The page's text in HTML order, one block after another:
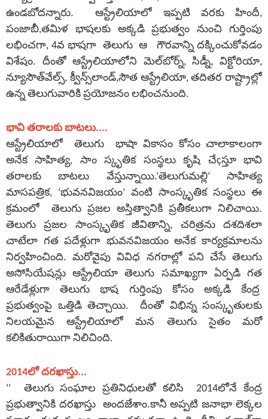
ఉండబోదన్నారు. ఆస్ట్రేలియాలో ఇప్పటి వరకు హిందీ,
పంజాబీ,తమిళ భాషలకు అక్కడి ప్రభుత్వం నుంచి గుర్తింపు
లభించగా, 4వ భాషగా తెలుగు ఆ గౌరవాన్ని దక్కించుకోవడం
విశేషం. దీంతో ఆస్ట్రేలియాలోని మెల్‌బోర్న్, సిడ్నీ, విక్టోరియా,
న్యూసౌత్‌వేల్స్, క్వీన్స్‌లాండ్,సౌత ఆస్ట్రేలియా, తదితర రాష్ట్రాల్లో
ఉన్న తెలుగువారికి ప్రయోజనం లభించనుంది.
భావి తరాలకు బాటలు....
ఆస్ట్రేలియాలో తెలుగు భాషా వికాసం కోసం చాలాకాలంగా
అనేక సాహిత్య, సాం స్కృతిక సంస్థలు కృషి చేçస్తూ భావి
తరాలకు బాటలు వేస్తున్నాయి.‘తెలుగుమల్లి’ సాహిత్య
మాసపత్రిక, ‘భువనవిజయం’ వంటి సాంస్కృతిక సంస్థలు ఈ
క్రమంలో తెలుగు ప్రజల అస్తిత్వానికి ప్రతీకలుగా నిలిచాయి.
తెలుగు ప్రజల సాంస్కృతిక జీవితాన్ని, చరిత్రను దశదిశలా
చాటేలా గత పదేళ్లుగా భువనవిజయం అనేక కార్యక్రమాలను
నిర్వహించింది. మరోవైపు వివిధ నగరాల్లో పని చేసే తెలుగు
అసోసియేషన్లు ఆస్ట్రేలియా తెలుగు సమాఖ్యగా ఏర్పడి గత
ఆరేడేళ్లుగా తెలుగు భాష గుర్తింపు కోసం అక్కడి కేంద్ర
ప్రభుత్వంపై ఒత్తిడి తెచ్చాయి. దీంతో విభిన్న సంస్కృతులకు
నిలయమైన ఆస్ట్రేలియాలో మన తెలుగు సైతం మరో
కలికితురాయిగా నిలిచింది.
2014లో దరఖాస్తు...
‘‘ తెలుగు సంఘాల ప్రతినిధులతో కలిసి 2014లోనే కేంద్ర
ప్రభుత్వానికి దరఖాస్తు అందజేశాం.కానీ అప్పటి జనాభా లెక్కల